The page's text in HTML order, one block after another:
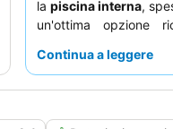
la piscina interna,
un'ottima opzione
disponibile, e la
immersivi e spesso
Continua a leggere